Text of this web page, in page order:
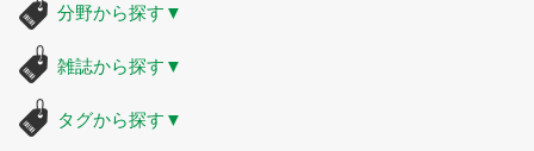
分野から探す ▼
雑誌から探す ▼
タグから探す ▼